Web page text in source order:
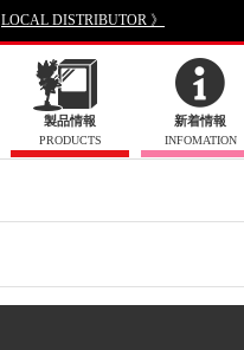
LOCAL DISTRIBUTOR 》
製品情報
PRODUCTS
新着情報
INFOMATION